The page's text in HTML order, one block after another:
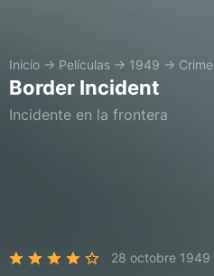
Inicio → Películas → 1949 → Crime
Border Incident
Incidente en la frontera
28 octobre 1949